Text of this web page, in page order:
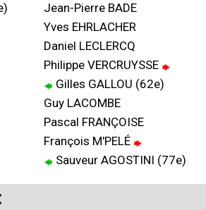
Jean-Pierre BADE
Yves EHRLACHER
Daniel LECLERCQ
Philippe VERCRUYSSE
Gilles GALLOU (62e)
Guy LACOMBE
Pascal FRANÇOISE
François M'PELÉ
Sauveur AGOSTINI (77e)